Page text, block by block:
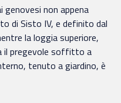
genovesi non appena
di Sisto IV, e definito dal
la loggia superiore,
il pregevole soffitto a
tenuto a giardino, è